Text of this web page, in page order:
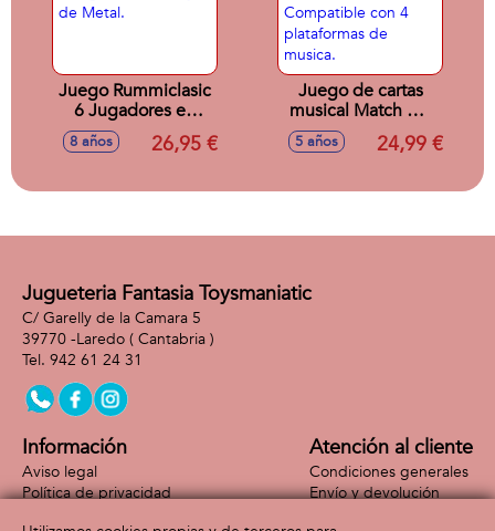
Juego Rummiclasic
6 Jugadores en
caja de Metal.
8 años 26,95 €
Juego de cartas
musical Match My
Beat Original. Mas
de 200 canciones.
plataformas de
5 años 24,99 €
Jugueteria Fantasia Toysmaniatic
C/ Garelly de la Camara 5
39770 -Laredo ( Cantabria )
942 61 24 31
Información
Aviso legal
Política de privacidad
Atención al cliente
Condiciones generales
Envío y devolución